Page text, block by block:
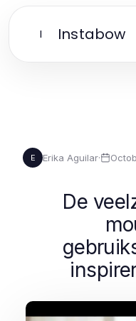
I Instabow
E Erika Aguilar·
De